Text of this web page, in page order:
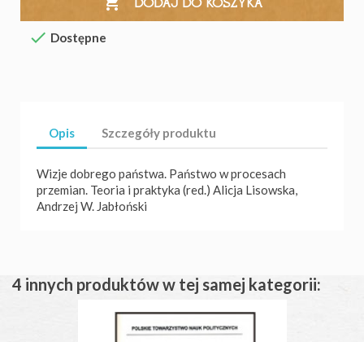
DODAJ DO KOSZYKA
 Dostępne
Opis Szczegóły produktu
Wizje dobrego państwa. Państwo w procesach
przemian. Teoria i praktyka (red.) Alicja Lisowska,
Andrzej W. Jabłoński
4 innych produktów w tej samej kategorii: